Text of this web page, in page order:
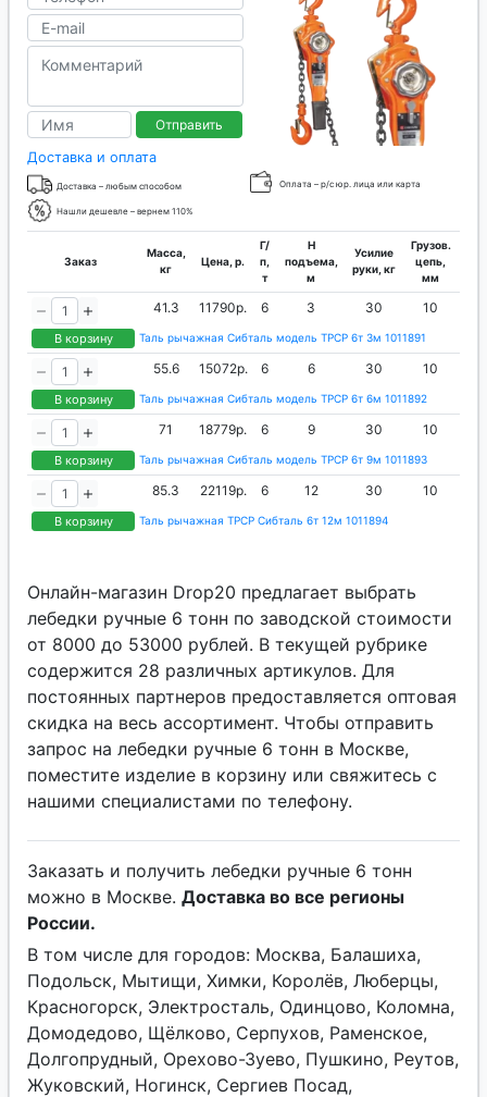
Отправить
Доставка и оплата
Доставка – любым способом Оплата – р/с юр. лица или карта
Нашли дешевле – вернем 110%
Заказ
Масса,
кг
Цена, р.
Г/
п,
т
H
подъема,
м
Усилие
руки, кг
Грузов.
цепь,
мм
В корзину
41.3 11790р. 6 3 30 10
Таль рычажная Сибталь модель ТРСР 6т 3м 1011891
В корзину
55.6 15072р. 6 6 30 10
Таль рычажная Сибталь модель ТРСР 6т 6м 1011892
В корзину
71 18779р. 6 9 30 10
Таль рычажная Сибталь модель ТРСР 6т 9м 1011893
В корзину
85.3 22119р. 6 12 30 10
Таль рычажная ТРСР Сибталь 6т 12м 1011894
Онлайн-магазин Drop20 предлагает выбрать
лебедки ручные 6 тонн по заводской стоимости
от 8000 до 53000 рублей. В текущей рубрике
содержится 28 различных артикулов. Для
постоянных партнеров предоставляется оптовая
скидка на весь ассортимент. Чтобы отправить
запрос на лебедки ручные 6 тонн в Москве,
поместите изделие в корзину или свяжитесь с
нашими специалистами по телефону.
Заказать и получить лебедки ручные 6 тонн
можно в Москве. Доставка во все регионы
России.
В том числе для городов: Москва, Балашиха,
Подольск, Мытищи, Химки, Королёв, Люберцы,
Красногорск, Электросталь, Одинцово, Коломна,
Домодедово, Щёлково, Серпухов, Раменское,
Долгопрудный, Орехово-Зуево, Пушкино, Реутов,
Жуковский, Ногинск, Сергиев Посад,